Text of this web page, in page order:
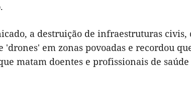
a destruição de infraestruturas civis,
em zonas povoadas e recordou
matam doentes e profissionais de saúde